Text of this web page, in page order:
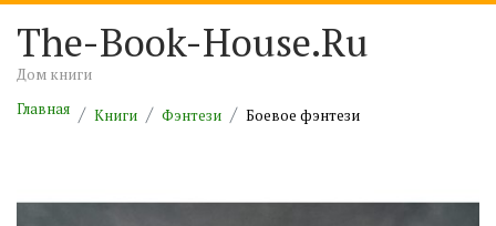
The-Book-House.Ru
Дом книги
Главная
Книги Фэнтези Боевое фэнтези